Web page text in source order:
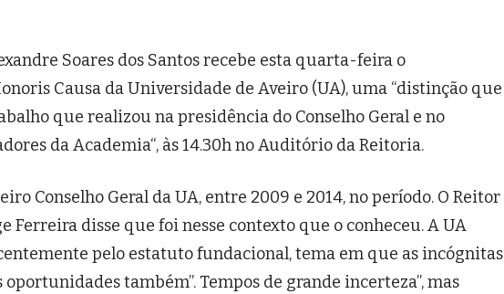
Soares dos Santos recebe esta quarta-feira o
Causa da Universidade de Aveiro (UA), uma “distinção que
que realizou na presidência do Conselho Geral e no
da Academia“, às 14.30h no Auditório da Reitoria.
Conselho Geral da UA, entre 2009 e 2014, no período. O Reitor
Ferreira disse que foi nesse contexto que o conheceu. A UA
pelo estatuto fundacional, tema em que as incógnitas
também”. Tempos de grande incerteza”, mas